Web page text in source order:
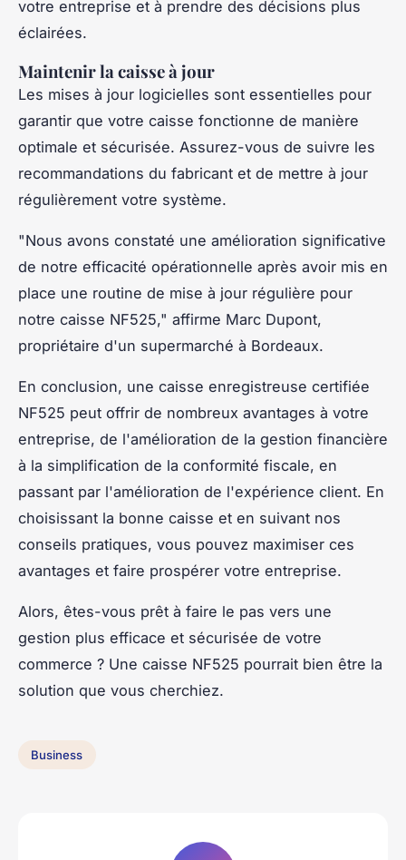
votre entreprise et à prendre des décisions plus
éclairées.
Maintenir la caisse à jour
Les mises à jour logicielles sont essentielles pour
garantir que votre caisse fonctionne de manière
optimale et sécurisée. Assurez-vous de suivre les
recommandations du fabricant et de mettre à jour
régulièrement votre système.
"Nous avons constaté une amélioration significative
de notre efficacité opérationnelle après avoir mis en
place une routine de mise à jour régulière pour
notre caisse NF525," affirme Marc Dupont,
propriétaire d'un supermarché à Bordeaux.
En conclusion, une caisse enregistreuse certifiée
NF525 peut offrir de nombreux avantages à votre
entreprise, de l'amélioration de la gestion financière
à la simplification de la conformité fiscale, en
passant par l'amélioration de l'expérience client. En
choisissant la bonne caisse et en suivant nos
conseils pratiques, vous pouvez maximiser ces
avantages et faire prospérer votre entreprise.
Alors, êtes-vous prêt à faire le pas vers une
gestion plus efficace et sécurisée de votre
commerce ? Une caisse NF525 pourrait bien être la
solution que vous cherchiez.
Business